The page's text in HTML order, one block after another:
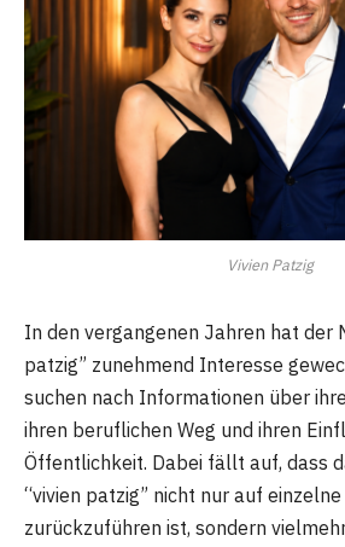
Vivien Patzig
In den vergangenen Jahren hat der
patzig” zunehmend Interesse
suchen nach Informationen über
ihren beruflichen Weg und ihren
Öffentlichkeit. Dabei fällt auf, dass
“vivien patzig” nicht nur auf
zurückzuführen ist, sondern